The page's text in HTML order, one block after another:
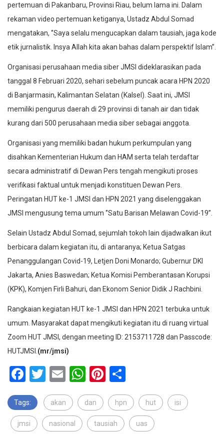
pertemuan di Pakanbaru, Provinsi Riau, belum lama ini. Dalam
rekaman video pertemuan ketiganya, Ustadz Abdul Somad
mengatakan, ‘’Saya selalu mengucapkan dalam tausiah, jaga kode
etik jurnalistik. Insya Allah kita akan bahas dalam perspektif Islam’’.
Organisasi perusahaan media siber JMSI dideklarasikan pada
tanggal 8 Februari 2020, sehari sebelum puncak acara HPN 2020
di Banjarmasin, Kalimantan Selatan (Kalsel). Saat ini, JMSI
memiliki pengurus daerah di 29 provinsi di tanah air dan tidak
kurang dari 500 perusahaan media siber sebagai anggota.
Organisasi yang memiliki badan hukum perkumpulan yang
disahkan Kementerian Hukum dan HAM serta telah terdaftar
secara administratif di Dewan Pers tengah mengikuti proses
verifikasi faktual untuk menjadi konstituen Dewan Pers.
Peringatan HUT ke-1 JMSI dan HPN 2021 yang diselenggakan
JMSI mengusung tema umum ‘’Satu Barisan Melawan Covid-19’’.
Selain Ustadz Abdul Somad, sejumlah tokoh lain dijadwalkan ikut
berbicara dalam kegiatan itu, di antaranya; Ketua Satgas
Penanggulangan Covid-19, Letjen Doni Monardo; Gubernur DKI
Jakarta, Anies Baswedan; Ketua Komisi Pemberantasan Korupsi
(KPK), Komjen Firli Bahuri, dan Ekonom Senior Didik J Rachbini.
Rangkaian kegiatan HUT ke-1 JMSI dan HPN 2021 terbuka untuk
umum. Masyarakat dapat mengikuti kegiatan itu di ruang virtual
Zoom HUT JMSI, dengan meeting ID: 2153711728 dan Passcode:
HUTJMSI. (mr/jmsi)
Facebook
Twitter
EmailWhatsApp
Pinterest
Tags: akan dan hpn hut isi
jmsi nasional tausiah uas